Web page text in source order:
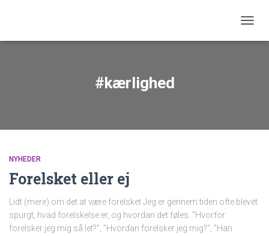
#kærlighed
NYHEDER
Forelsket eller ej
Lidt (mere) om det at være forelsket Jeg er gennem tiden ofte blevet
spurgt, hvad forelskelse er, og hvordan det føles. ”Hvorfor
forelsker jeg mig så let?”, ”Hvordan forelsker jeg mig?”, ”Han